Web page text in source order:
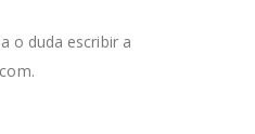
o duda escribir a